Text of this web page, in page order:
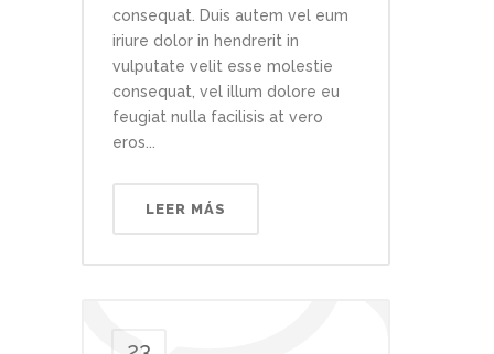
consequat. Duis autem vel eum
iriure dolor in hendrerit in
vulputate velit esse molestie
consequat, vel illum dolore eu
feugiat nulla facilisis at vero
eros...
LEER MÁS